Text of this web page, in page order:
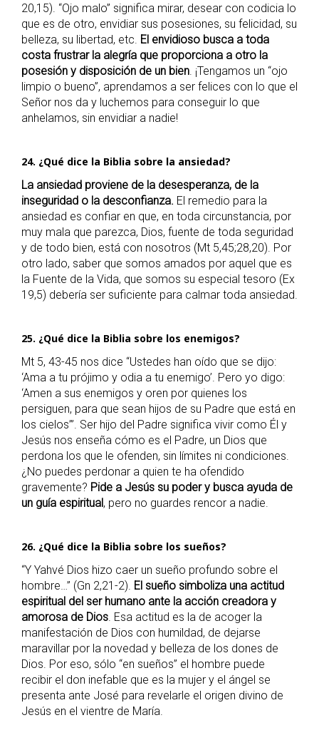
20,15). “Ojo malo” significa mirar, desear con codicia lo
que es de otro, envidiar sus posesiones, su felicidad, su
belleza, su libertad, etc. El envidioso busca a toda
costa frustrar la alegría que proporciona a otro la
posesión y disposición de un bien. ¡Tengamos un “ojo
limpio o bueno”, aprendamos a ser felices con lo que el
Señor nos da y luchemos para conseguir lo que
anhelamos, sin envidiar a nadie!
24. ¿Qué dice la Biblia sobre la ansiedad?
La ansiedad proviene de la desesperanza, de la
inseguridad o la desconfianza. El remedio para la
ansiedad es confiar en que, en toda circunstancia, por
muy mala que parezca, Dios, fuente de toda seguridad
y de todo bien, está con nosotros (Mt 5,45;28,20). Por
otro lado, saber que somos amados por aquel que es
la Fuente de la Vida, que somos su especial tesoro (Ex
19,5) debería ser suficiente para calmar toda ansiedad.
25. ¿Qué dice la Biblia sobre los enemigos?
Mt 5, 43-45 nos dice “Ustedes han oído que se dijo:
‘Ama a tu prójimo y odia a tu enemigo’. Pero yo digo:
‘Amen a sus enemigos y oren por quienes los
persiguen, para que sean hijos de su Padre que está en
los cielos’”. Ser hijo del Padre significa vivir como Él y
Jesús nos enseña cómo es el Padre, un Dios que
perdona los que le ofenden, sin límites ni condiciones.
¿No puedes perdonar a quien te ha ofendido
gravemente? Pide a Jesús su poder y busca ayuda de
un guía espiritual, pero no guardes rencor a nadie.
26. ¿Qué dice la Biblia sobre los sueños?
“Y Yahvé Dios hizo caer un sueño profundo sobre el
hombre…” (Gn 2,21-2). El sueño simboliza una actitud
espiritual del ser humano ante la acción creadora y
amorosa de Dios. Esa actitud es la de acoger la
manifestación de Dios con humildad, de dejarse
maravillar por la novedad y belleza de los dones de
Dios. Por eso, sólo “en sueños” el hombre puede
recibir el don inefable que es la mujer y el ángel se
presenta ante José para revelarle el origen divino de
Jesús en el vientre de María.